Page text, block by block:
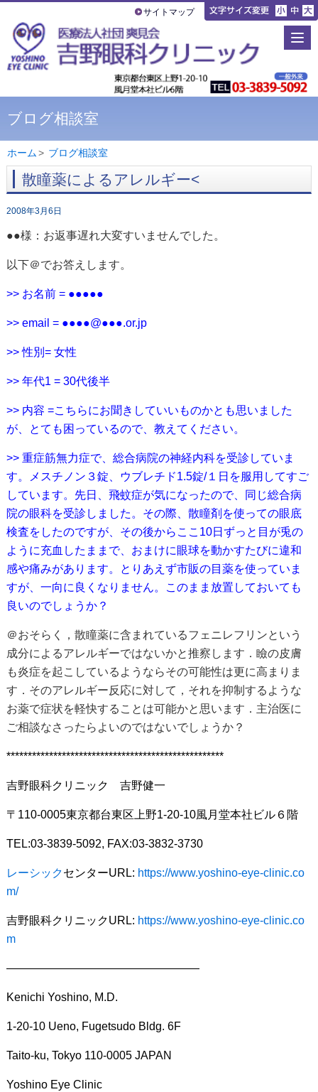
サイトマップ
ブログ相談室
ホーム > ブログ相談室
散瞳薬によるアレルギー<
2008年3月6日
●●様：お返事遅れ大変すいませんでした。
以下＠でお答えします。
>> お名前 = ●●●●●
>> email = ●●●●@●●●.or.jp
>> 性別= 女性
>> 年代1 = 30代後半
>> 内容 =こちらにお聞きしていいものかとも思いました
が、とても困っているので、教えてください。
>> 重症筋無力症で、総合病院の神経内科を受診していま
す。メスチノン３錠、ウブレチド1.5錠/１日を服用してすご
しています。先日、飛蚊症が気になったので、同じ総合病
院の眼科を受診しました。その際、散瞳剤を使っての眼底
検査をしたのですが、その後からここ10日ずっと目が兎の
ように充血したままで、おまけに眼球を動かすたびに違和
感や痛みがあります。とりあえず市販の目薬を使っていま
すが、一向に良くなりません。このまま放置しておいても
良いのでしょうか？
＠おそらく，散瞳薬に含まれているフェニレフリンという
成分によるアレルギーではないかと推察します．瞼の皮膚
も炎症を起こしているようならその可能性は更に高まりま
す．そのアレルギー反応に対して，それを抑制するような
お薬で症状を軽快することは可能かと思います．主治医に
ご相談なさったらよいのではないでしょうか？
***************************************************
吉野眼科クリニック 吉野健一
〒110-0005東京都台東区上野1-20-10風月堂本社ビル６階
TEL:03-3839-5092, FAX:03-3832-3730
レーシックセンターURL: https://www.yoshino-eye-clinic.co
m/
吉野眼科クリニックURL: https://www.yoshino-eye-clinic.co
m
—————————————————
Kenichi Yoshino, M.D.
1-20-10 Ueno, Fugetsudo Bldg. 6F
Taito-ku, Tokyo 110-0005 JAPAN
Yoshino Eye Clinic